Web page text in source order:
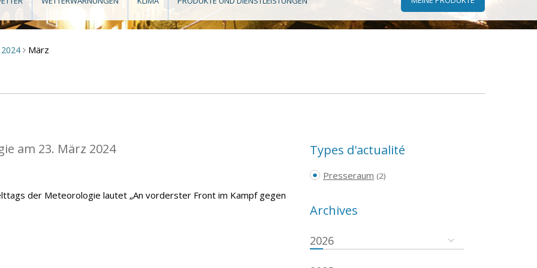
2024 > März
am 23. März 2024
der Meteorologie lautet „An vorderster Front im Kampf gegen
Types d'actualité
Presseraum (2)
Archives
2026